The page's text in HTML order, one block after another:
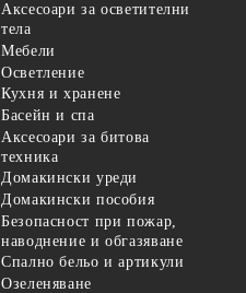
Аксесоари за осветителни
тела
Мебели
Осветление
Кухня и хранене
Басейн и спа
Аксесоари за битова
техника
Домакински уреди
Домакински пособия
Безопасност при пожар,
наводнение и обгазяване
Спално бельо и артикули
Озеленяване